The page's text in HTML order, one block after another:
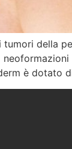
tumori della
è dotato